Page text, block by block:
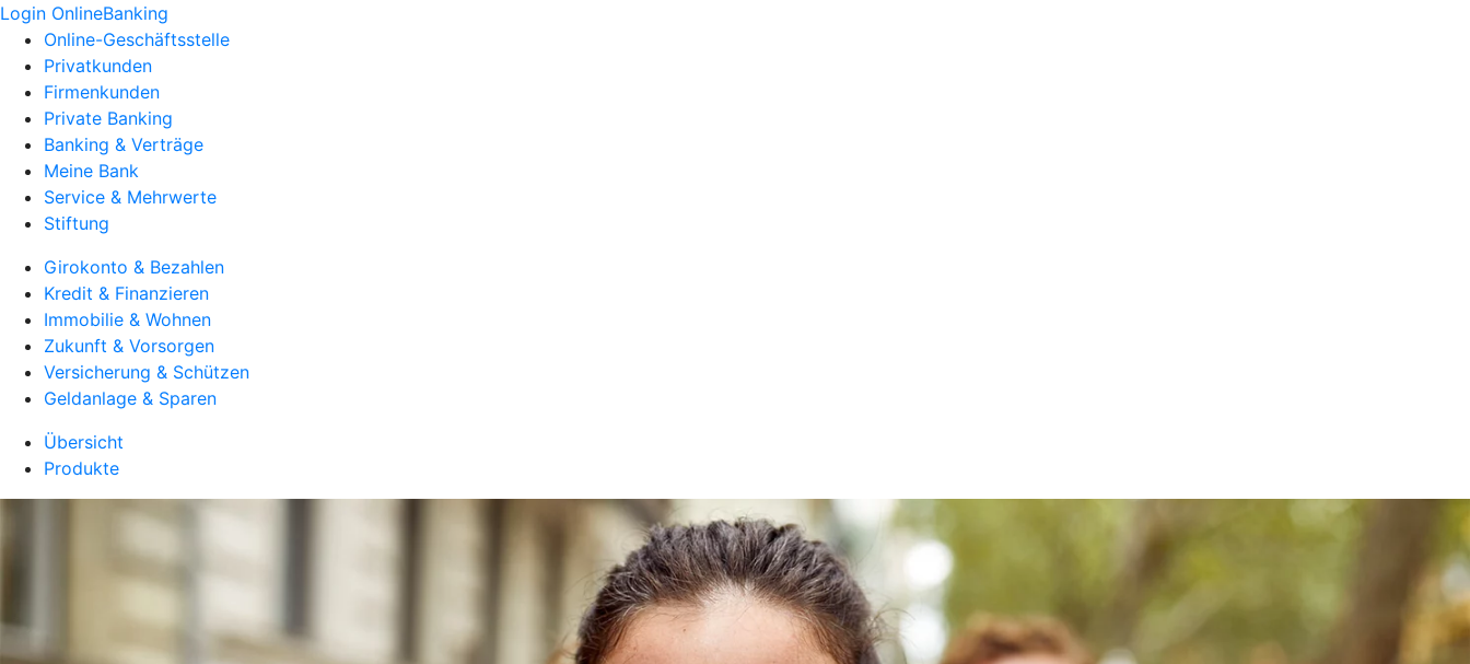
Login OnlineBanking
Online-Geschäftsstelle
Privatkunden
Firmenkunden
Private Banking
Banking & Verträge
Meine Bank
Service & Mehrwerte
Stiftung
Girokonto & Bezahlen
Kredit & Finanzieren
Immobilie & Wohnen
Zukunft & Vorsorgen
Versicherung & Schützen
Geldanlage & Sparen
Übersicht
Produkte